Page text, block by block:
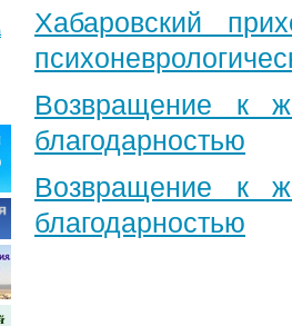
Хабаровский
Возвращение к
благодарностью
Возвращение к
благодарностью